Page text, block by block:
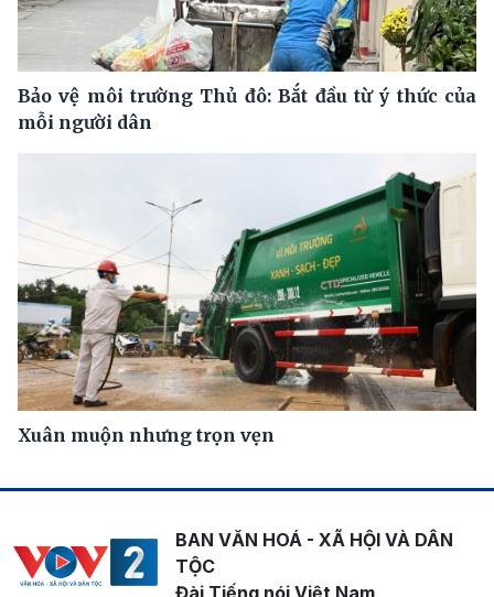
Bảo vệ môi trường Thủ đô: Bắt đầu từ ý thức của
mỗi người dân
Xuân muộn nhưng trọn vẹn
BAN VĂN HOÁ - XÃ HỘI VÀ DÂN
TỘC
Đài Tiếng nói Việt Nam